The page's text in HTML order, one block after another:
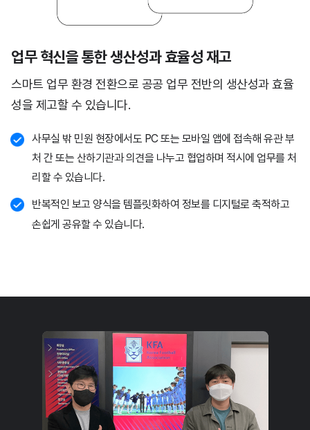
업무 혁신을 통한 생산성과 효율성 재고
스마트 업무 환경 전환으로 공공 업무 전반의 생산성과 효율
성을 제고할 수 있습니다.
사무실 밖 민원 현장에서도 PC 또는 모바일 앱에 접속해 유관 부
처 간 또는 산하기관과 의견을 나누고 협업하며 적시에 업무를 처
리할 수 있습니다.
반복적인 보고 양식을 템플릿화하여 정보를 디지털로 축적하고
손쉽게 공유할 수 있습니다.